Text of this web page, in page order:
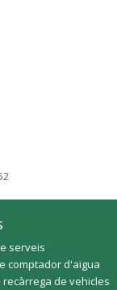
serveis
comptador d'aigua
recàrrega de vehicles